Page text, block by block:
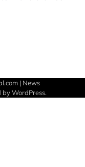
| News
byWordPress.